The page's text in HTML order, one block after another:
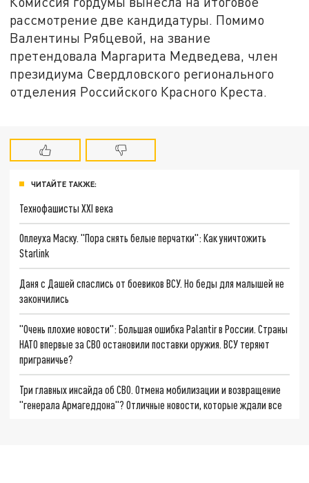
рассмотрение две кандидатуры. Помимо
Валентины Рябцевой, на звание
претендовала Маргарита Медведева, член
президиума Свердловского регионального
отделения Российского Красного Креста.
ЧИТАЙТЕ ТАКЖЕ:
Технофашисты XXI века
Оплеуха Маску. "Пора снять белые перчатки": Как уничтожить
Starlink
Даня с Дашей спаслись от боевиков ВСУ. Но беды для малышей не
закончились
"Очень плохие новости": Большая ошибка Palantir в России. Страны
НАТО впервые за СВО остановили поставки оружия. ВСУ теряют
приграничье?
Три главных инсайда об СВО. Отмена мобилизации и возвращение
"генерала Армагеддона"? Отличные новости, которые ждали все